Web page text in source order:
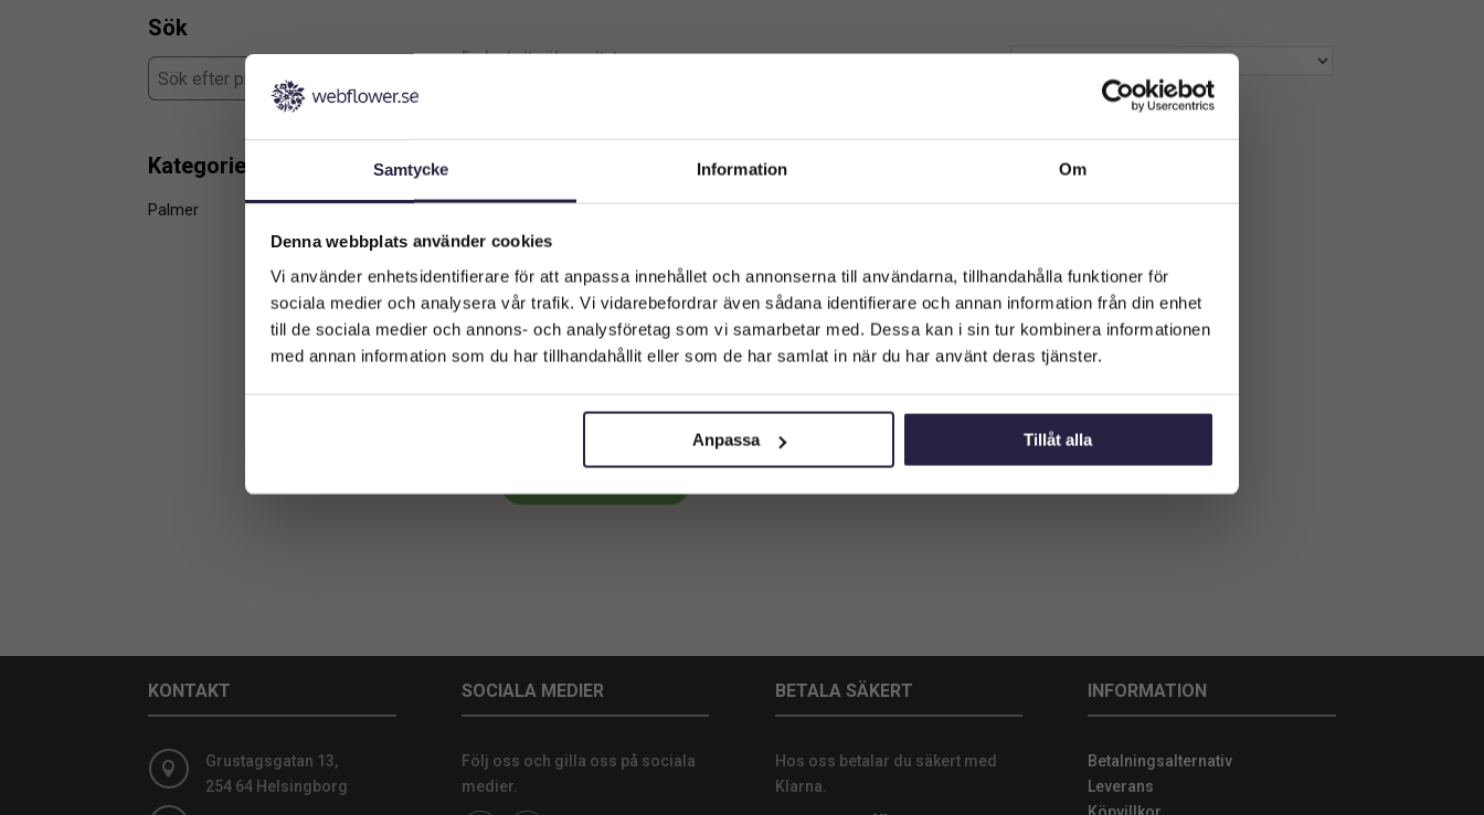
Samtycke Information Om
Denna webbplats använder cookies
Vi använder enhetsidentifierare för att anpassa innehållet och annonserna till användarna, tillhandahålla funktioner för
sociala medier och analysera vår trafik. Vi vidarebefordrar även sådana identifierare och annan information från din enhet
till de sociala medier och annons- och analysföretag som vi samarbetar med. Dessa kan i sin tur kombinera informationen
med annan information som du har tillhandahållit eller som de har samlat in när du har använt deras tjänster.
Anpassa Tillåt alla
Sök
Kategorier
Palmer 1
Endast ett sökresultat
20556kr
KONTAKT

Grustagsgatan 13,
254 64 Helsingborg
SOCIALA MEDIER
Följ oss och gilla oss på sociala
medier.
BETALA SÄKERT
Hos oss betalar du säkert med
Klarna.
INFORMATION
Betalningsalternativ
Leverans
Välkommen till Webflower
Vilken typ av kund är du? Du kan alltid justera ditt val längst upp
Företagskund (exkl. moms)